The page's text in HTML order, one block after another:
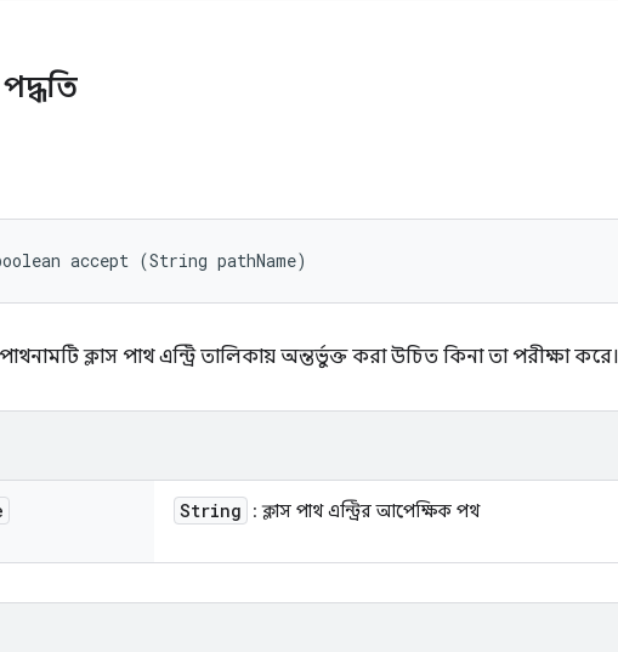
accept (String pathName)
পাথনামটি ক্লাস পাথ এন্ট্রি তালিকায় অন্তর্ভুক্ত করা উচিত কিনা তা পরীক্ষা করে।
String : ক্লাস পাথ এন্ট্রির আপেক্ষিক পথ